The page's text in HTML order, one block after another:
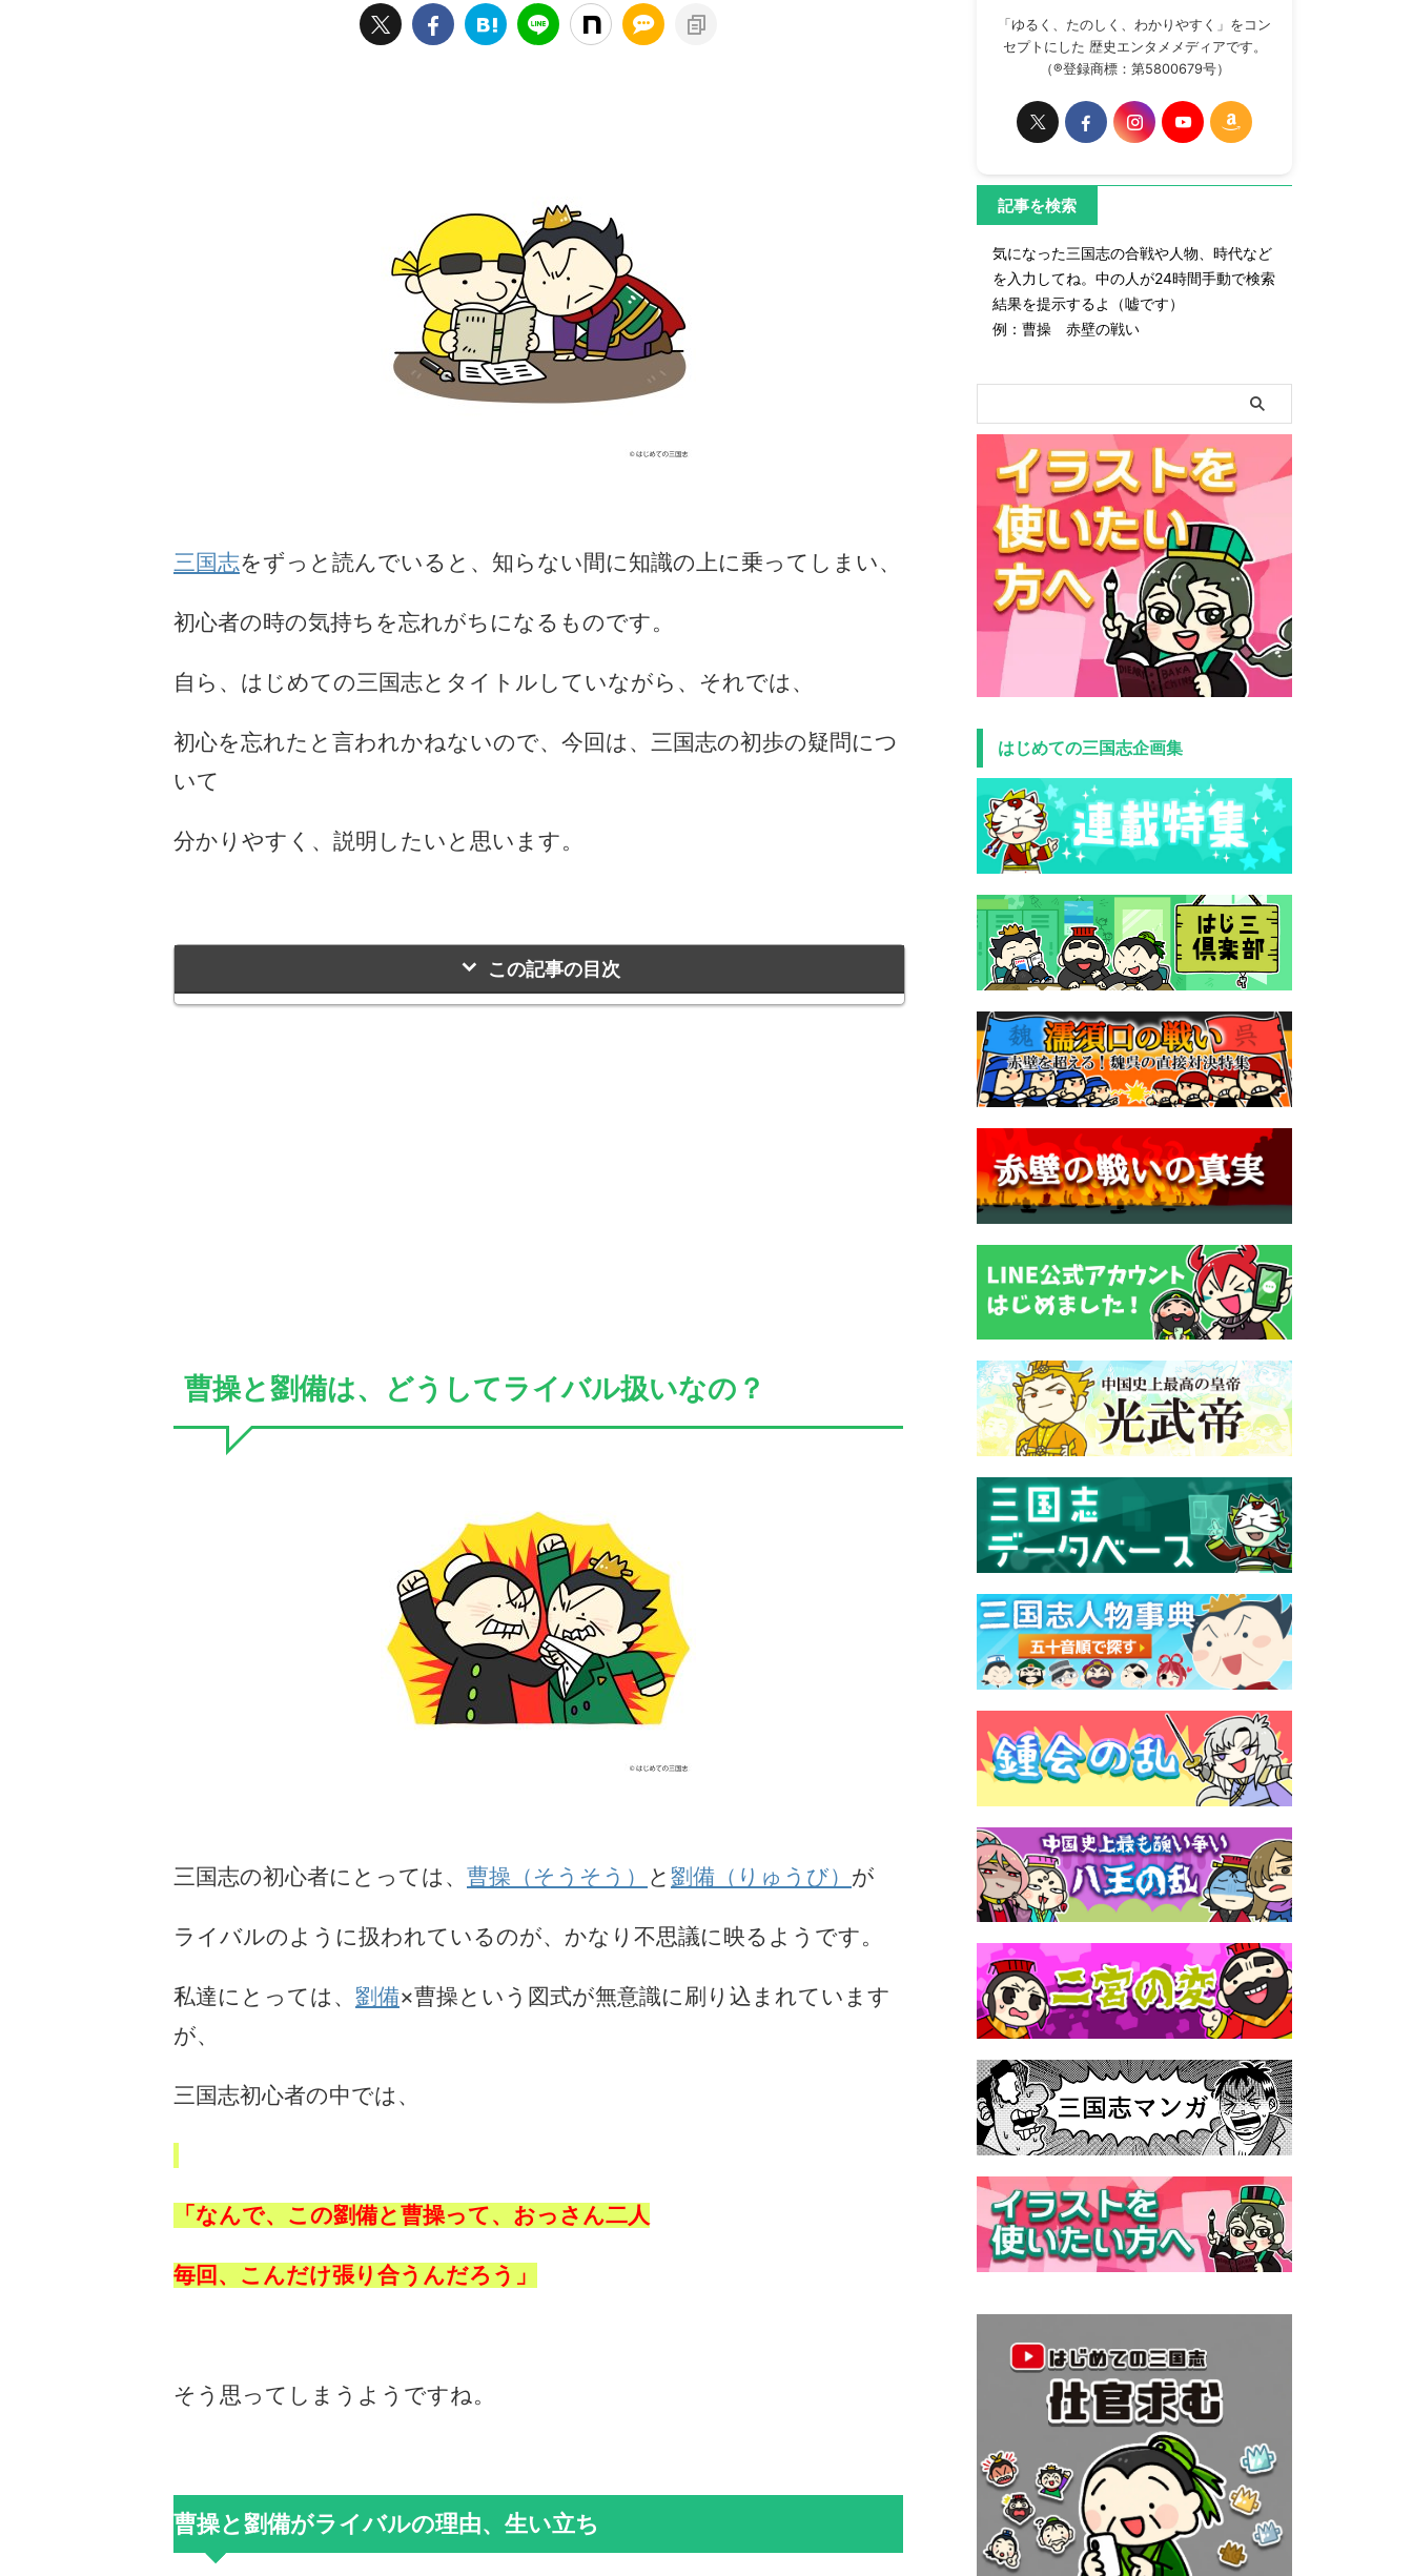
三国志をずっと読んでいると、知らない間に知識の上に乗ってしまい、
初心者の時の気持ちを忘れがちになるものです。
自ら、はじめての三国志とタイトルしていながら、それでは、
初心を忘れたと言われかねないので、今回は、三国志の初歩の疑問につ
いて
分かりやすく、説明したいと思います。
この記事の目次
曹操と劉備は、どうしてライバル扱いなの？
三国志の初心者にとっては、 曹操（そうそう） と 劉備（りゅうび） が
ライバルのように扱われているのが、かなり不思議に映るようです。
私達にとっては、 劉備×曹操という図式が無意識に刷り込まれています
が、
三国志初心者の中では、
「なんで、この劉備と曹操って、おっさん二人
毎回、こんだけ張り合うんだろう」
そう思ってしまうようですね。
曹操と劉備がライバルの理由、生い立ち
「ゆるく、たのしく、わかりやすく」をコン
セプトにした 歴史エンタメメディアです。
（®登録商標：第5800679号）
記事を検索
気になった三国志の合戦や人物、時代など
を入力してね。中の人が24時間手動で検索
結果を提示するよ（嘘です）
例：曹操 赤壁の戦い
はじめての三国志企画集